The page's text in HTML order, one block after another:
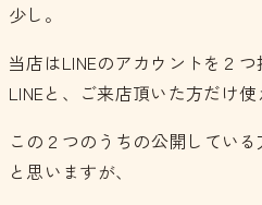
少し。
当店はLINEのアカウントを２
LINEと、ご来店頂いた方だけ使
この２つのうちの公開してい
と思いますが、